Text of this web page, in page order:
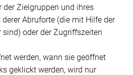
der Zielgruppen und ihres
Abruforte (die mit Hilfe der
oder der Zugriffszeiten
werden, wann sie geöffnet
geklickt werden, wird nur